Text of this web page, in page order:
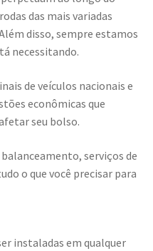
das mais variadas
disso, sempre estamos
necessitando.
de veículos nacionais e
econômicas que
seu bolso.
serviços de
o que você precisar para
instaladas em qualquer